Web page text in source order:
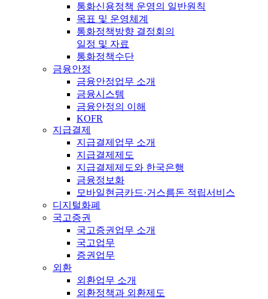
통화신용정책 운영의 일반원칙
목표 및 운영체계
통화정책방향 결정회의
일정 및 자료
통화정책수단
금융안정
금융안정업무 소개
금융시스템
금융안정의 이해
KOFR
지급결제
지급결제업무 소개
지급결제제도
지급결제제도와 한국은행
금융정보화
모바일현금카드·거스름돈 적립서비스
디지털화폐
국고증권
국고증권업무 소개
국고업무
증권업무
외환
외환업무 소개
외환정책과 외환제도